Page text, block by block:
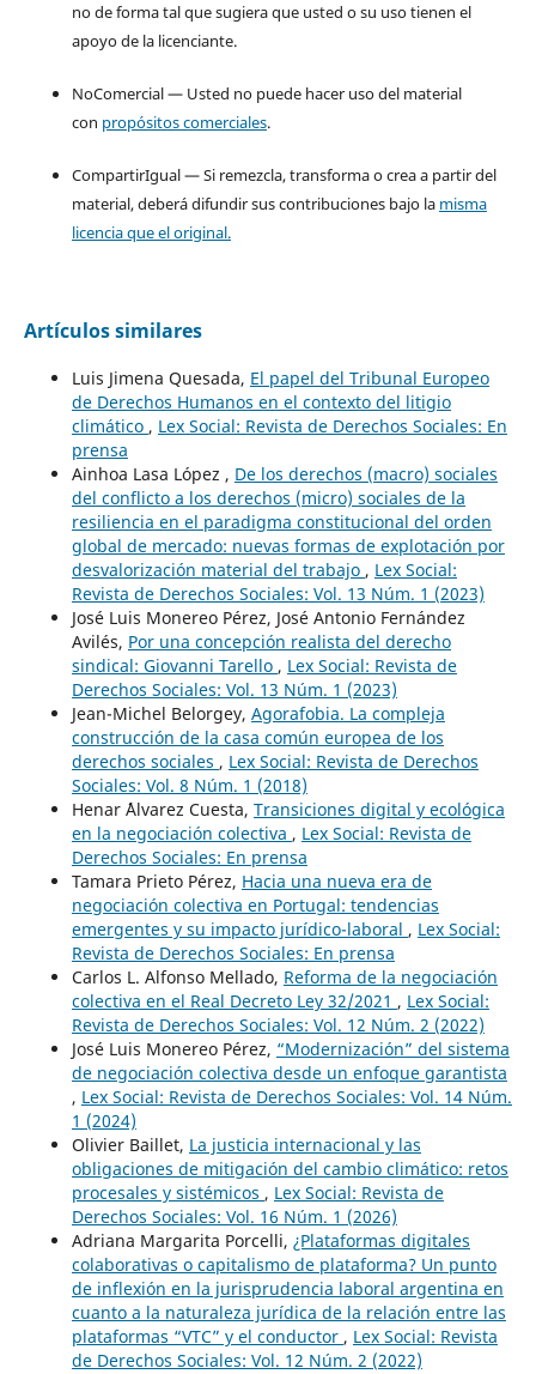
no de forma tal que sugiera que usted o su uso tienen el
apoyo de la licenciante.
NoComercial — Usted no puede hacer uso del material
con propósitos comerciales.
CompartirIgual — Si remezcla, transforma o crea a partir del
material, deberá difundir sus contribuciones bajo la misma
licencia que el original.
Artículos similares
Luis Jimena Quesada, El papel del Tribunal Europeo
de Derechos Humanos en el contexto del litigio
climático , Lex Social: Revista de Derechos Sociales: En
prensa
Ainhoa Lasa López , De los derechos (macro) sociales
del conflicto a los derechos (micro) sociales de la
resiliencia en el paradigma constitucional del orden
global de mercado: nuevas formas de explotación por
desvalorización material del trabajo , Lex Social:
Revista de Derechos Sociales: Vol. 13 Núm. 1 (2023)
José Luis Monereo Pérez, José Antonio Fernández
Avilés, Por una concepción realista del derecho
sindical: Giovanni Tarello , Lex Social: Revista de
Derechos Sociales: Vol. 13 Núm. 1 (2023)
Jean-Michel Belorgey, Agorafobia. La compleja
construcción de la casa común europea de los
derechos sociales , Lex Social: Revista de Derechos
Sociales: Vol. 8 Núm. 1 (2018)
Henar ´´Alvarez Cuesta, Transiciones digital y ecológica
en la negociación colectiva , Lex Social: Revista de
Derechos Sociales: En prensa
Tamara Prieto Pérez, Hacia una nueva era de
negociación colectiva en Portugal: tendencias
emergentes y su impacto jurídico-laboral , Lex Social:
Revista de Derechos Sociales: En prensa
Carlos L. Alfonso Mellado, Reforma de la negociación
colectiva en el Real Decreto Ley 32/2021 , Lex Social:
Revista de Derechos Sociales: Vol. 12 Núm. 2 (2022)
José Luis Monereo Pérez, “Modernización” del sistema
de negociación colectiva desde un enfoque garantista
, Lex Social: Revista de Derechos Sociales: Vol. 14 Núm.
1 (2024)
Olivier Baillet, La justicia internacional y las
obligaciones de mitigación del cambio climático: retos
procesales y sistémicos , Lex Social: Revista de
Derechos Sociales: Vol. 16 Núm. 1 (2026)
Adriana Margarita Porcelli, ¿Plataformas digitales
colaborativas o capitalismo de plataforma? Un punto
de inflexión en la jurisprudencia laboral argentina en
cuanto a la naturaleza jurídica de la relación entre las
plataformas “VTC” y el conductor , Lex Social: Revista
de Derechos Sociales: Vol. 12 Núm. 2 (2022)